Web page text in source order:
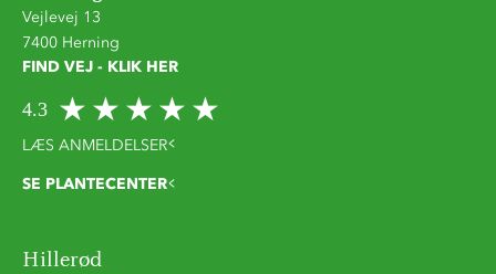
Vejlevej 13
7400 Herning
FIND VEJ - KLIK HER
4.3
LÆS ANMELDELSER
SE PLANTECENTER
Hillerød